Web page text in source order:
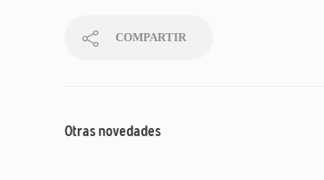
COMPARTIR
Otras novedades